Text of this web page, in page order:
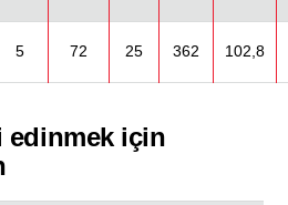
5 72 25 362 102,8
edinmek için